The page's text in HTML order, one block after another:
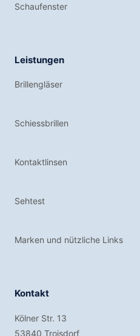
Schaufenster
Leistungen
Brillengläser
Schiessbrillen
Kontaktlinsen
Sehtest
Marken und nützliche Links
Kontakt
Kölner Str. 13
53840 Troisdorf